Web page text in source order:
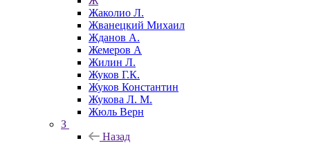
Жаколио Л.
Жванецкий Михаил
Жданов А.
Жемеров А
Жилин Л.
Жуков Г.К.
Жуков Константин
Жукова Л. М.
Жюль Верн
З
Назад